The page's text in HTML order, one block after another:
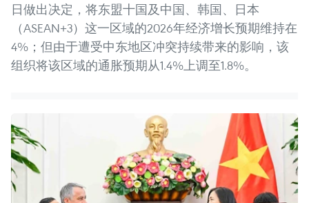
日做出决定，将东盟十国及中国、韩国、日本
（ASEAN+3）这一区域的2026年经济增长预期维持在
4%；但由于遭受中东地区冲突持续带来的影响，该
组织将该区域的通胀预期从1.4%上调至1.8%。